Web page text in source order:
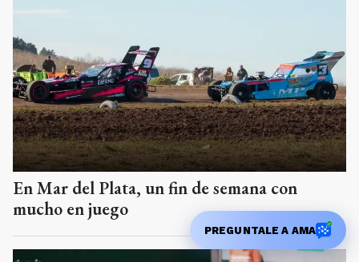
En Mar del Plata, un fin de semana con
mucho en juego
PREGUNTALE A AMA